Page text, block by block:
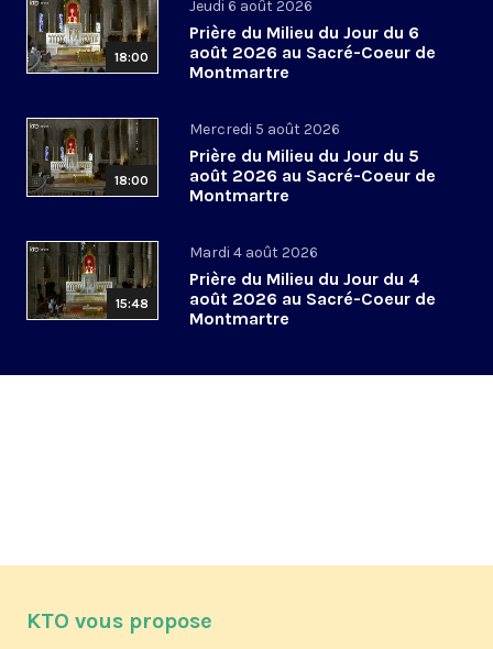
18:00
Jeudi 6 août 2026
Prière du Milieu du Jour du 6
août 2026 au Sacré-Coeur de
Montmartre
18:00
Mercredi 5 août 2026
Prière du Milieu du Jour du 5
août 2026 au Sacré-Coeur de
Montmartre
15:48
Mardi 4 août 2026
Prière du Milieu du Jour du 4
août 2026 au Sacré-Coeur de
Montmartre
KTO vous propose